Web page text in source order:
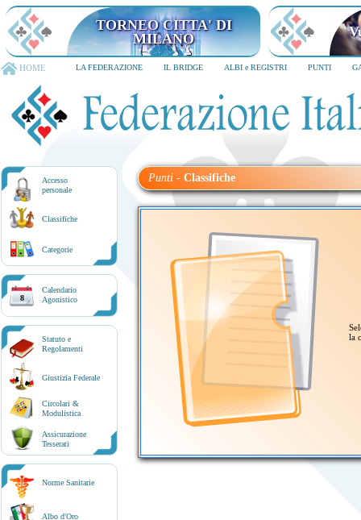
TORNEO CITTA' DI
MILANO
HOME LA FEDERAZIONE IL BRIDGE ALBI e REGISTRI PUNTI
Accesso
personale
Classifiche
Categorie
8
Calendario
Agonistico
Statuto e
Regolamenti
Giustizia Federale
Circolari &
Modulistica
Assicurazione
Tesserati
Norme Sanitarie
Albo d'Oro
Punti - Classifiche
la